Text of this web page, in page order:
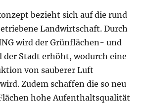
bezieht sich auf die rund
Landwirtschaft. Durch
wird der Grünflächen- und
der Stadt erhöht, wodurch eine
von sauberer Luft
Zudem schaffen die so neu
hohe Aufenthaltsqualität